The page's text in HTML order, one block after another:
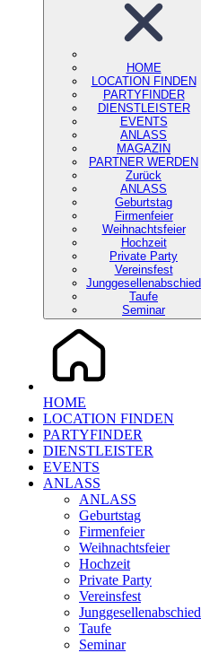
HOME
LOCATION FINDEN
PARTYFINDER
DIENSTLEISTER
EVENTS
ANLASS
MAGAZIN
PARTNER WERDEN
Zurück
ANLASS
Geburtstag
Firmenfeier
Weihnachtsfeier
Hochzeit
Private Party
Vereinsfest
Junggesellenabschied
Taufe
Seminar
HOME
LOCATION FINDEN
PARTYFINDER
DIENSTLEISTER
EVENTS
ANLASS
ANLASS
Geburtstag
Firmenfeier
Weihnachtsfeier
Hochzeit
Private Party
Vereinsfest
Junggesellenabschied
Taufe
Seminar